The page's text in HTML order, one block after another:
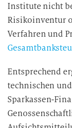
u
n
g
Institute nicht
Risikoinventur
Verfahren und
Entsprechend
technischen
Sparkassen-